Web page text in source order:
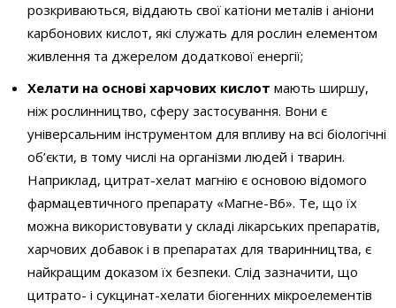
розкриваються, віддають свої катіони металів і аніони
карбонових кислот, які служать для рослин елементом
живлення та джерелом додаткової енергії;
Хелати на основі харчових кислот мають ширшу,
ніж рослинництво, сферу застосування. Вони є
універсальним інструментом для впливу на всі біологічні
об’єкти, в тому числі на організми людей і тварин.
Наприклад, цитрат-хелат магнію є основою відомого
фармацевтичного препарату «Магне-В6». Те, що їх
можна використовувати у складі лікарських препаратів,
харчових добавок і в препаратах для тваринництва, є
найкращим доказом їх безпеки. Слід зазначити, що
цитрато- і сукцинат-хелати біогенних мікроелементів